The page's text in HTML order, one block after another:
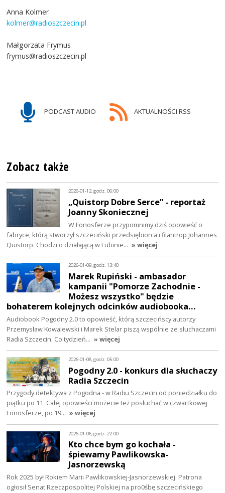
Anna Kolmer
kolmer@radioszczecin.pl
Małgorzata Frymus
frymus@radioszczecin.pl
PODCAST AUDIO AKTUALNOŚCI RSS
Zobacz także
2026-01-12, godz. 06:00
„Quistorp Dobre Serce” - reportaż
Joanny Skoniecznej
W Fonosferze przypomnimy dziś opowieść o
fabryce, którą stworzył szczeciński przedsiębiorca i filantrop Johannes
Quistorp. Chodzi o działającą w Lubinie… » więcej
2026-01-09, godz. 13:40
Marek Rupiński - ambasador
kampanii "Pomorze Zachodnie -
Możesz wszystko" będzie
bohaterem kolejnych odcinków audiobooka…
Audiobook Pogodny 2.0 to opowieść, którą szczecińscy autorzy
Przemysław Kowalewski i Marek Stelar piszą wspólnie ze słuchaczami
Radia Szczecin. Co tydzień… » więcej
2026-01-08, godz. 05:00
Pogodny 2.0 - konkurs dla słuchaczy
Radia Szczecin
Przygody detektywa z Pogodna - w Radiu Szczecin od poniedziałku do
piątku po 11. Całej opowieści możecie też posłuchać w czwartkowej
Fonosferze, po 19… » więcej
2026-01-06, godz. 22:00
Kto chce bym go kochała -
śpiewamy Pawlikowska-
Jasnorzewską
Rok 2025 był Rokiem Marii Pawlikowskiej-Jasnorzewskiej. Patrona
ogłosił Senat Rzeczpospolitej Polskiej na pro0śbę szczecińskiego